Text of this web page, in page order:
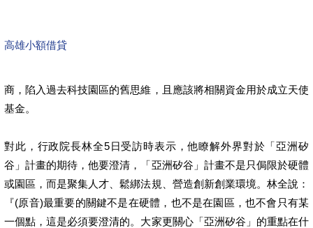
高雄小額借貸
商，陷入過去科技園區的舊思維，且應該將相關資金用於成立天使
基金。
對此，行政院長林全5日受訪時表示，他瞭解外界對於「亞洲矽
谷」計畫的期待，他要澄清，「亞洲矽谷」計畫不是只侷限於硬體
或園區，而是聚集人才、鬆綁法規、營造創新創業環境。林全說：
『(原音)最重要的關鍵不是在硬體，也不是在園區，也不會只有某
一個點，這是必須要澄清的。大家更關心「亞洲矽谷」的重點在什